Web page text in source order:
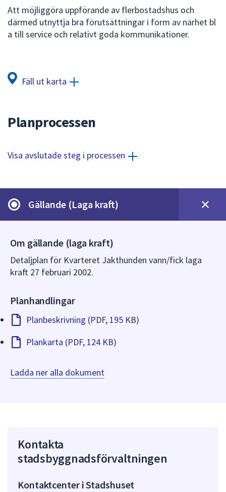
under
fältet.
Använd
av
Att möjliggöra uppförande av flerbostadshus och
därmed utnyttja bra förutsättningar i form av närhet bl
a till service och relativt goda kommunikationer.
Fäll ut karta
Planprocessen
Visa avslutade steg i processen
Gällande (Laga kraft)
Om gällande (laga kraft)
Detaljplan för Kvarteret Jakthunden vann/fick laga
kraft 27 februari 2002.
Planhandlingar
Planbeskrivning (PDF, 195 KB)
Plankarta (PDF, 124 KB)
Ladda ner alla dokument
Kontakta
stadsbyggnadsförvaltningen
Kontaktcenter i Stadshuset